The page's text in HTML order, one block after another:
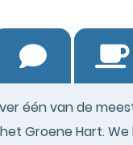
één van de
Groene Hart.